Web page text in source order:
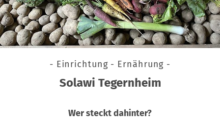
- Einrichtung - Ernährung -
Solawi Tegernheim
Wer steckt dahinter?